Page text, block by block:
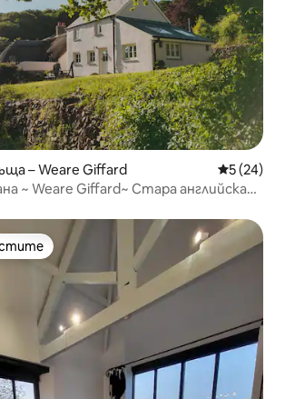
– Weare Giffard Средна
5 (24)
~ Weare Giffard~ Стара английска
избор на гостите